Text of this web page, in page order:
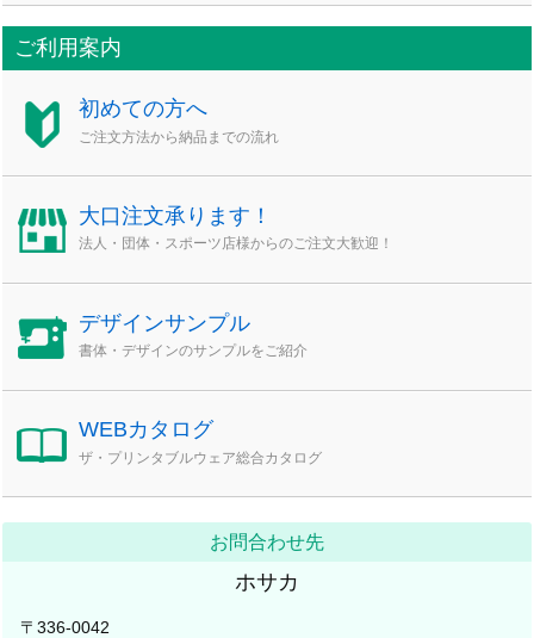
ご利用案内
初めての方へ
ご注文方法から納品までの流れ
大口注文承ります！
法人・団体・スポーツ店様からのご注文大歓迎！
デザインサンプル
書体・デザインのサンプルをご紹介
WEBカタログ
ザ・プリンタブルウェア総合カタログ
お問合わせ先
ホサカ
〒336-0042